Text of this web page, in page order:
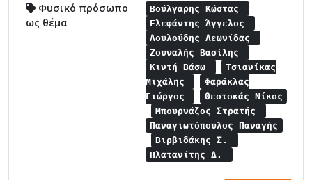
Φυσικό πρόσωπο
ως θέμα
Βούλγαρης Κώστας
Ελεφάντης Άγγελος
Λουλούδης Λεωνίδας
Ζουναλής Βασίλης
Κιντή Βάσω
Τσιανίκας
Μιχάλης
Φαράκλας
Γιώργος
Θεοτοκάς Νίκος
Μπουρνάζος Στρατής
Παναγιωτόπουλος Παναγής
Βιρβιδάκης Σ.
Πλατανίτης Δ.